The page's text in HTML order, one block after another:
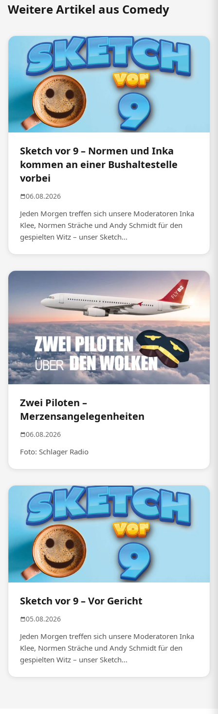
Weitere Artikel aus Comedy
Sketch vor 9 – Normen und Inka
kommen an einer Bushaltestelle
vorbei
06.08.2026
Jeden Morgen treffen sich unsere Moderatoren Inka
Klee, Normen Sträche und Andy Schmidt für den
gespielten Witz – unser Sketch...
Zwei Piloten –
Merzensangelegenheiten
06.08.2026
Foto: Schlager Radio
Sketch vor 9 – Vor Gericht
05.08.2026
Jeden Morgen treffen sich unsere Moderatoren Inka
Klee, Normen Sträche und Andy Schmidt für den
gespielten Witz – unser Sketch...